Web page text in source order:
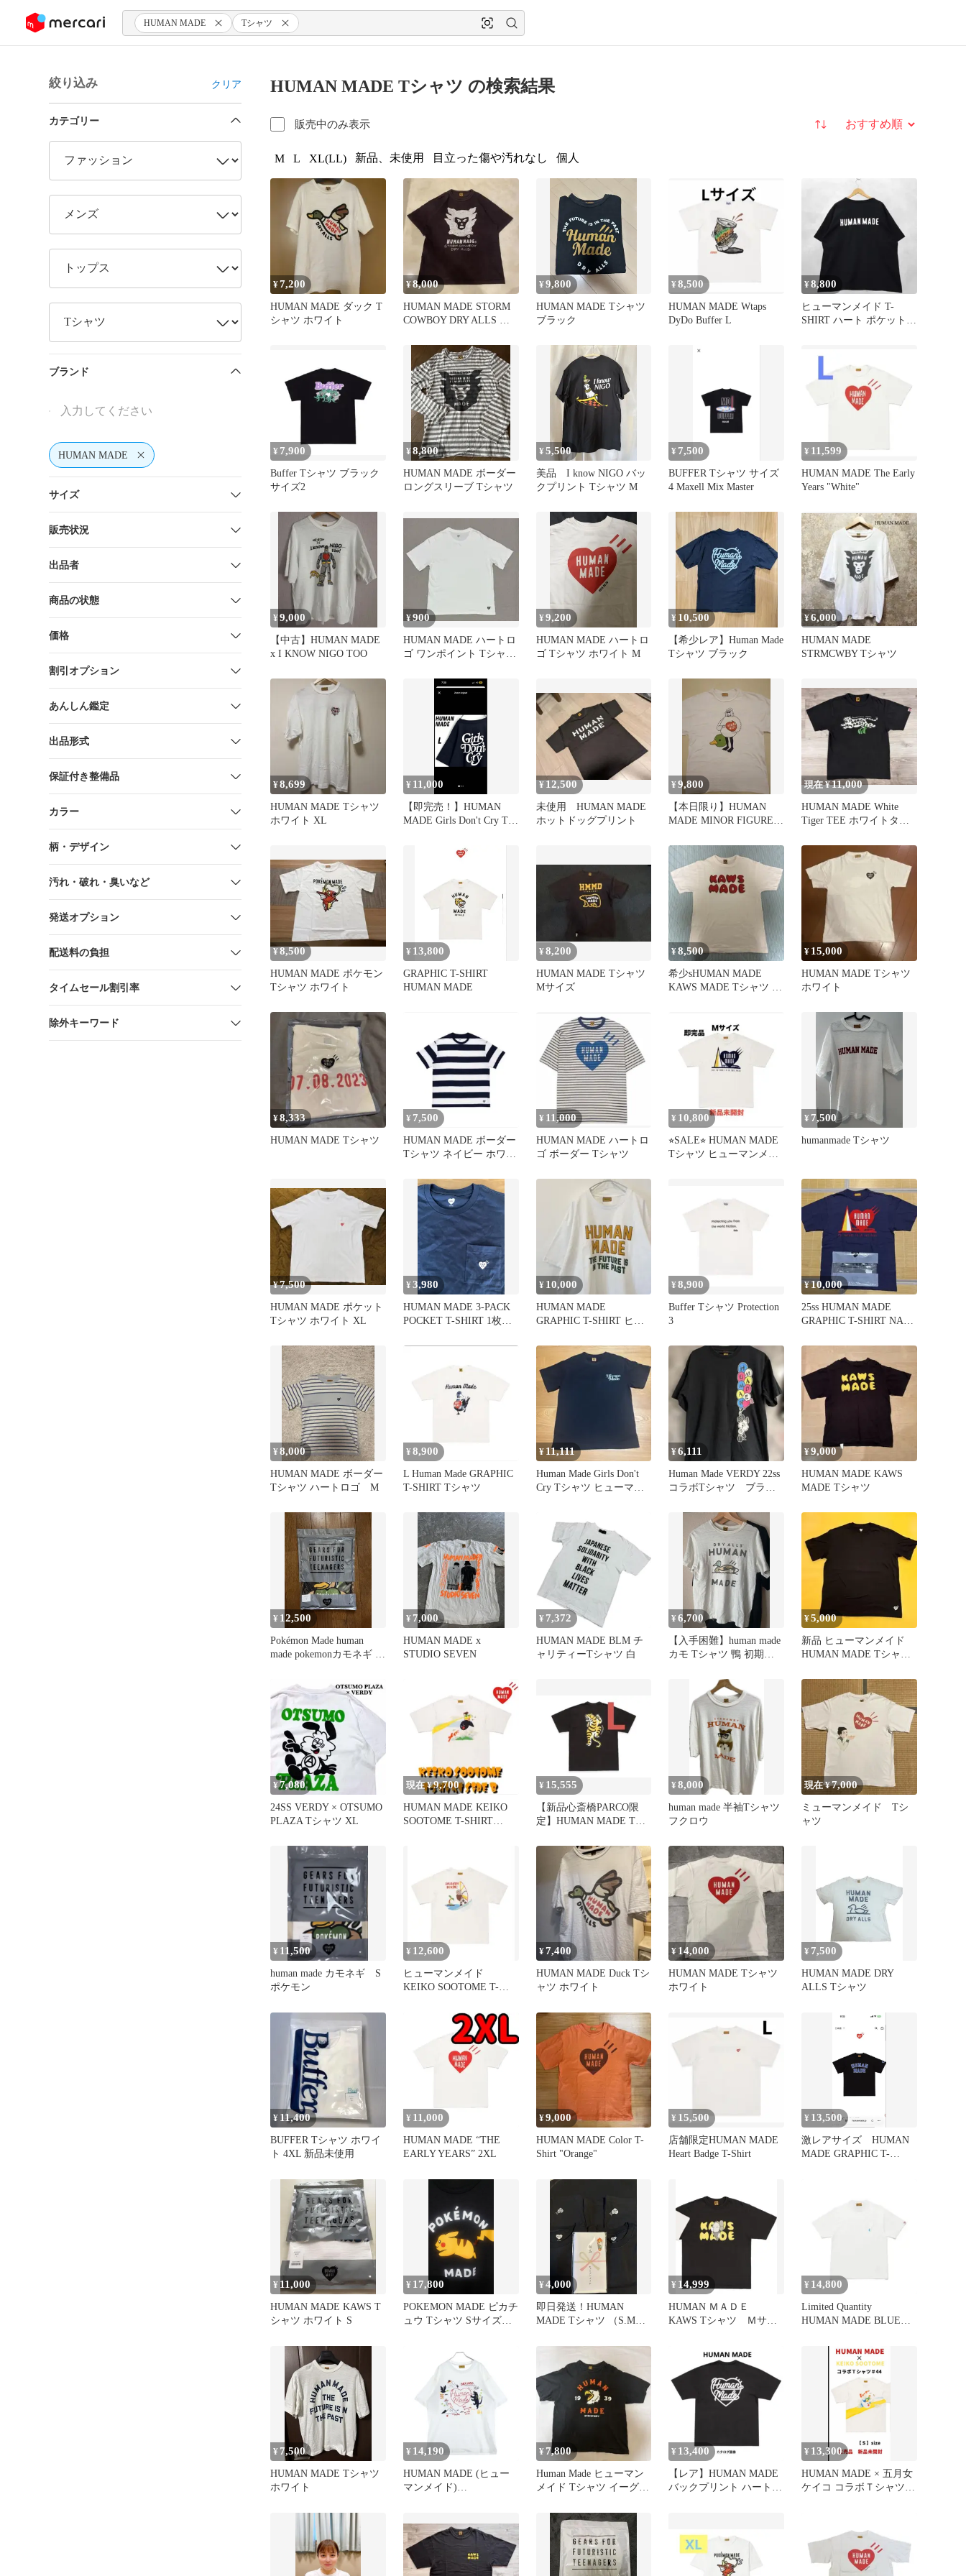
ツにスキップ HUMAN MADE Tシャツ
絞り込み クリア
カテゴリー
ブランド
HUMAN MADE
サイズ
販売状況
出品者
商品の状態
価格
割引オプション
あんしん鑑定
出品形式
保証付き整備品
カラー
柄・デザイン
汚れ・破れ・臭いなど
発送オプション
配送料の負担
タイムセール割引率
除外キーワード
HUMAN MADE Tシャツ の検索結果
販売中のみ表示 並び替え
M L XL(LL) 新品、未使用 目立った傷や汚れなし 個人
¥7,200
HUMAN MADE ダック T
シャツ ホワイト
¥8,000
HUMAN MADE STORM
COWBOY DRY ALLS サ
¥9,800
HUMAN MADE Tシャツ
ブラック
¥ 8,500
HUMAN MADE Wtaps
DyDo Buffer L
¥8,800
ヒューマンメイド T-
SHIRT ハート ポケット
¥ 7,900
Buffer Tシャツ ブラック
サイズ2
¥8,800
HUMAN MADE ボーダー
ロングスリーブ Tシャツ
¥5,500
美品 I know NIGO バッ
クプリント Tシャツ M
¥ 7,500
BUFFER Tシャツ サイズ
4 Maxell Mix Master
¥ 11,599
HUMAN MADE The Early
Years "White"
¥9,000
【中古】HUMAN MADE
x I KNOW NIGO TOO
¥900
HUMAN MADE ハートロ
ゴ ワンポイント Tシャツ
¥9,200
HUMAN MADE ハートロ
ゴ Tシャツ ホワイト M
¥ 10,500
【希少レア】Human Made
Tシャツ ブラック
¥6,000
HUMAN MADE
STRMCWBY Tシャツ
¥8,699
HUMAN MADE Tシャツ
ホワイト XL
¥ 11,000
【即完売！】HUMAN
MADE Girls Don't Cry Tシ
¥ 12,500
未使用 HUMAN MADE
ホットドッグプリント
¥9,800
【本日限り】HUMAN
MADE MINOR FIGURES
現在 ¥11,000
HUMAN MADE White
Tiger TEE ホワイトタイ
¥8,500
HUMAN MADE ポケモン
Tシャツ ホワイト
¥ 13,800
GRAPHIC T-SHIRT
HUMAN MADE
¥8,200
HUMAN MADE Tシャツ
Mサイズ
¥8,500
希少sHUMAN MADE
KAWS MADE Tシャツ ホ
¥ 15,000
HUMAN MADE Tシャツ
ホワイト
¥8,333
HUMAN MADE Tシャツ
¥ 7,500
HUMAN MADE ボーダー
Tシャツ ネイビー ホワイ
¥ 11,000
HUMAN MADE ハートロ
ゴ ボーダー Tシャツ
¥ 10,800
⭐︎SALE⭐︎ HUMAN MADE
Tシャツ ヒューマンメイ
¥ 7,500
humanmade Tシャツ
¥7,500
HUMAN MADE ポケット
Tシャツ ホワイト XL
¥3,980
HUMAN MADE 3-PACK
POCKET T-SHIRT 1枚の
¥ 10,000
HUMAN MADE
GRAPHIC T-SHIRT ヒュ
¥8,900
Buffer Tシャツ Protection
3
¥10,000
25ss HUMAN MADE
GRAPHIC T-SHIRT NAVY
¥8,000
HUMAN MADE ボーダー
Tシャツ ハートロゴ M
¥ 8,900
L Human Made GRAPHIC
T-SHIRT Tシャツ
¥ 11,111
Human Made Girls Don't
Cry Tシャツ ヒューマン
¥6,111
Human Made VERDY 22ss
コラボTシャツ ブラッ
¥9,000
HUMAN MADE KAWS
MADE Tシャツ
¥ 12,500
Pokémon Made human
made pokemonカモネギ 未
¥ 7,000
HUMAN MADE x
STUDIO SEVEN
¥ 7,372
HUMAN MADE BLM チ
ャリティーTシャツ 白
¥6,700
【入手困難】human made
カモ Tシャツ 鴨 初期タ
¥5,000
新品 ヒューマンメイド
HUMAN MADE Tシャツ
¥7,080
24SS VERDY × OTSUMO
PLAZA Tシャツ XL
現在 ¥9,700
HUMAN MADE KEIKO
SOOTOME T-SHIRT
¥ 15,555
​【新品心斎橋PARCO限
定】HUMAN MADE Tシ
¥8,000
human made 半袖Tシャツ
フクロウ
現在 ¥7,000
ミューマンメイド Tシ
ャツ
¥ 11,500
human made カモネギ S
ポケモン
¥ 12,600
ヒューマンメイド
KEIKO SOOTOME T-
¥7,400
HUMAN MADE Duck Tシ
ャツ ホワイト
¥14,000
HUMAN MADE Tシャツ
ホワイト
¥ 7,500
HUMAN MADE DRY
ALLS Tシャツ
¥ 11,400
BUFFER Tシャツ ホワイ
ト 4XL 新品未使用
¥ 11,000
HUMAN MADE “THE
EARLY YEARS” 2XL
¥9,000
HUMAN MADE Color T-
Shirt "Orange"
¥ 15,500
店舗限定HUMAN MADE
Heart Badge T-Shirt
¥ 13,500
激レアサイズ HUMAN
MADE GRAPHIC T-
¥ 11,000
HUMAN MADE KAWS T
シャツ ホワイト S
¥ 17,800
POKEMON MADE ピカチ
ュウ Tシャツ Sサイズ
¥4,000
即日発送！HUMAN
MADE Tシャツ （S.Mサ
¥ 14,999
HUMAN ＭＡＤＥ
KAWS Tシャツ Ｍサイ
¥ 14,800
Limited Quantity
HUMAN MADE BLUE
¥ 7,500
HUMAN MADE Tシャツ
ホワイト
¥ 14,190
HUMAN MADE (ヒュー
マンメイド)
イン クルーネック カッ
トソー 半袖Tシャツ ホワ
イト
¥ 7,800
Human Made ヒューマン
メイド Tシャツ イーグル
¥ 13,400
【レア】HUMAN MADE
バックプリント ハートロ
¥ 13,300
HUMAN MADE × 五月女
ケイコ コラボＴシャツ